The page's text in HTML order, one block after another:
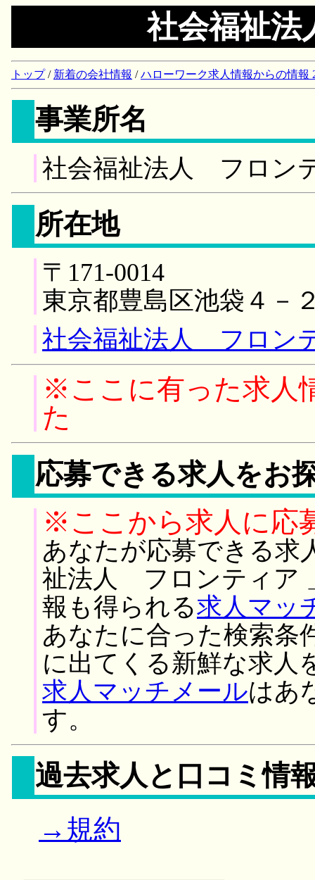
社会福祉
トップ/ 新着の会社情報 /ハローワーク求人情報からの情報
事業所名
社会福祉法人 フロン
所在地
〒171-0014
東京都豊島区池袋４－
社会福祉法人 フロン
※ここに有った求人
た
応募できる求人をお
※ここから求人に応
あなたが応募できる求
祉法人 フロンティア
報も得られる求人マッ
あなたに合った検索条
に出てくる新鮮な求人
求人マッチメールはあ
す。
過去求人と口コミ情
→規約